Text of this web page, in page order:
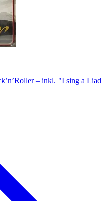
– inkl. "I sing a Liad